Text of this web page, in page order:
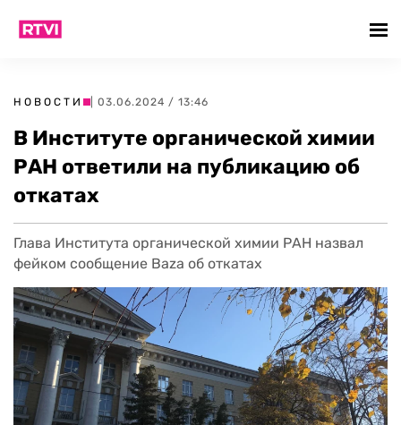
НОВОСТИ | 03.06.2024 / 13:46
В Институте органической химии
РАН ответили на публикацию об
откатах
Глава Института органической химии РАН назвал
фейком сообщение Baza об откатах